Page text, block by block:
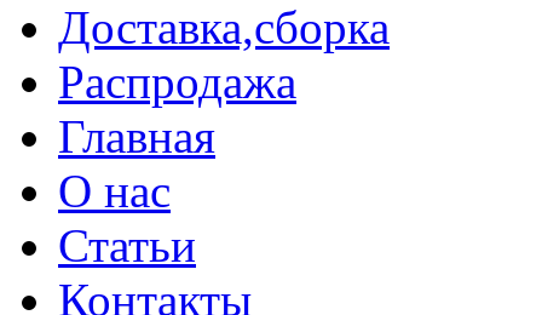
Доставка,сборка
Распродажа
Главная
О нас
Статьи
Контакты